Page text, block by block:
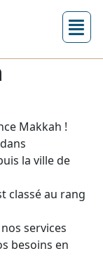
Makkah !
la ville de
classé au rang
services
besoins en